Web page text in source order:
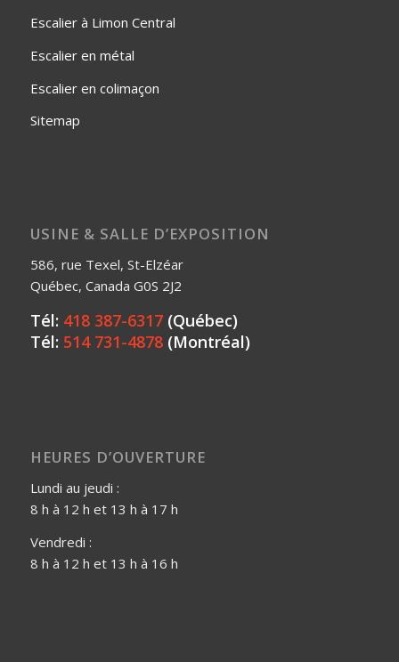
Escalier à Limon Central
Escalier en métal
Escalier en colimaçon
Sitemap
USINE & SALLE D’EXPOSITION
586, rue Texel, St-Elzéar
Québec, Canada G0S 2J2
Tél: 418 387-6317(Québec)
Tél: 514 731-4878(Montréal)
HEURES D’OUVERTURE
Lundi au jeudi :
8 h à 12 h et 13 h à 17 h
Vendredi :
8 h à 12 h et 13 h à 16 h